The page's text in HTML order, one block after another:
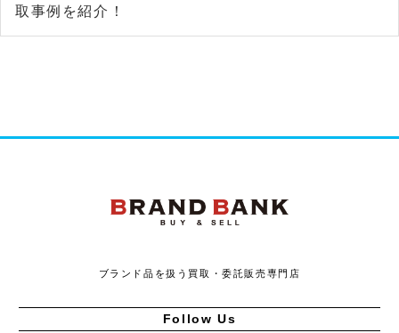
取事例を紹介！
ブランド品を扱う買取・委託販売専門店
Follow Us